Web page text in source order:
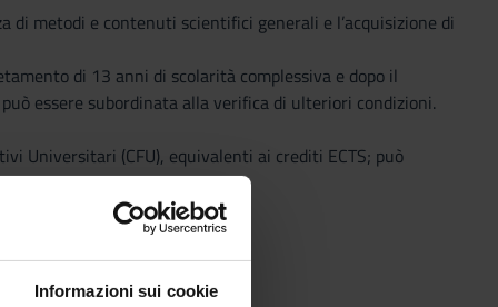
Informazioni sui cookie
di metodi e contenuti scientifici generali e l’acquisizione di
di 13 anni di scolarità complessiva e dopo il
essere subordinata alla verifica di ulteriori condizioni.
Universitari (CFU), equivalenti ai crediti ECTS; può
elaborato finale.